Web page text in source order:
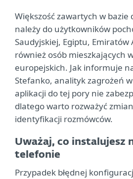
Większość zawartych w
należy do użytkowników
Saudyjskiej, Egiptu, Emiratów
również osób mieszkających
europejskich. Jak informuje
Stefanko, analityk zagrożeń w
aplikacji do tej pory nie
dlatego warto rozważyć
identyfikacji rozmówców.
Uważaj, co instalujesz
telefonie
Przypadek błędnej